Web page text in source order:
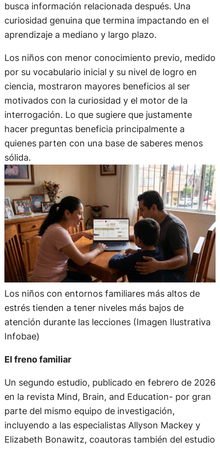
busca información relacionada después. Una
curiosidad genuina que termina impactando en el
aprendizaje a mediano y largo plazo.
Los niños con menor conocimiento previo, medido
por su vocabulario inicial y su nivel de logro en
ciencia, mostraron mayores beneficios al ser
motivados con la curiosidad y el motor de la
interrogación. Lo que sugiere que justamente
hacer preguntas beneficia principalmente a
quienes parten con una base de saberes menos
sólida.
Los niños con entornos familiares más altos de
estrés tienden a tener niveles más bajos de
atención durante las lecciones (Imagen Ilustrativa
Infobae)
El freno familiar
Un segundo estudio, publicado en febrero de 2026
en la revista Mind, Brain, and Education- por gran
parte del mismo equipo de investigación,
incluyendo a las especialistas Allyson Mackey y
Elizabeth Bonawitz, coautoras también del estudio